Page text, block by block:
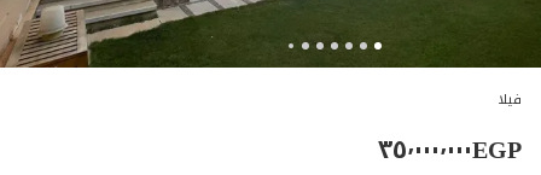
فيلا
EGP٣٥٬٠٠٠٬٠٠٠